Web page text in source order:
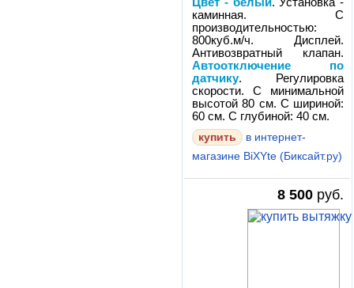
каминная. С
производительностью:
800куб.м/ч. Дисплей.
Антивозвратный клапан.
Автоотключение по
датчику. Регулировка
скорости. С минимальной
высотой 80 см. С шириной:
60 см. С глубиной: 40 см.
в интернет-
магазине BiXYte (Биксайт.ру)
8 500 руб.